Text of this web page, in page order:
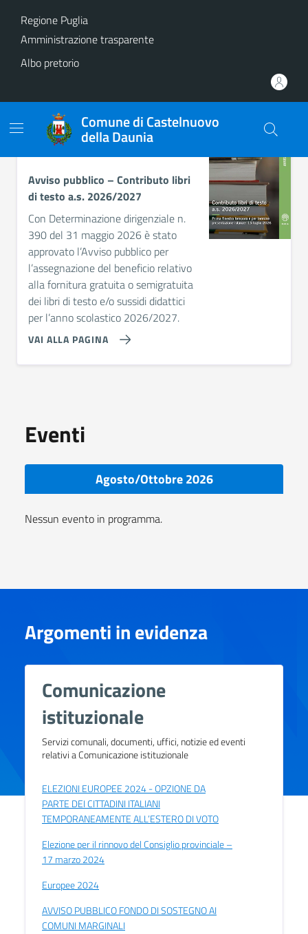
Regione Puglia
Amministrazione trasparente
Albo pretorio
Comune di Castelnuovo
della Daunia
Comune di Castelnuovo
Contenuti in evidenza
Avviso pubblico – Contributo libri
di testo a.s. 2026/2027
Con Determinazione dirigenziale n.
390 del 31 maggio 2026 è stato
approvato l’Avviso pubblico per
l’assegnazione del beneficio relativo
alla fornitura gratuita o semigratuita
dei libri di testo e/o sussidi didattici
per l’anno scolastico 2026/2027.
VAI ALLA PAGINA
Eventi
Agosto/Ottobre 2026
Nessun evento in programma.
Argomenti in evidenza
Comunicazione
istituzionale
Servizi comunali, documenti, uffici, notizie ed eventi
relativi a Comunicazione istituzionale
ELEZIONI EUROPEE 2024 - OPZIONE DA
PARTE DEI CITTADINI ITALIANI
TEMPORANEAMENTE ALL’ESTERO DI VOTO
Elezione per il rinnovo del Consiglio provinciale –
17 marzo 2024
Europee 2024
AVVISO PUBBLICO FONDO DI SOSTEGNO AI
COMUNI MARGINALI